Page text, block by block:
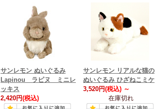
サンレモン ぬいぐるみ
Lapinou ラピヌ ミニレ
ッキス
2,420円(税込)
サンレモン リアルな猫の
ぬいぐるみ ひざねこミケ
3,520円(税込) ～
在庫切れ